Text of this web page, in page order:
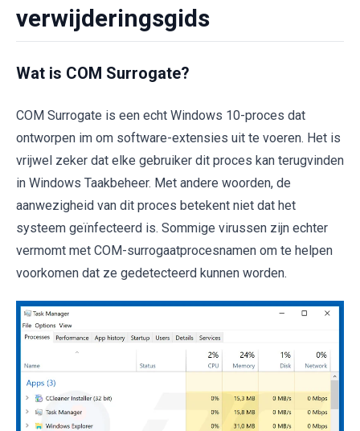
verwijderingsgids
Wat is COM Surrogate?
COM Surrogate is een echt Windows 10-proces dat
ontworpen im om software-extensies uit te voeren. Het is
vrijwel zeker dat elke gebruiker dit proces kan terugvinden
in Windows Taakbeheer. Met andere woorden, de
aanwezigheid van dit proces betekent niet dat het
systeem geïnfecteerd is. Sommige virussen zijn echter
vermomt met COM-surrogaatprocesnamen om te helpen
voorkomen dat ze gedetecteerd kunnen worden.